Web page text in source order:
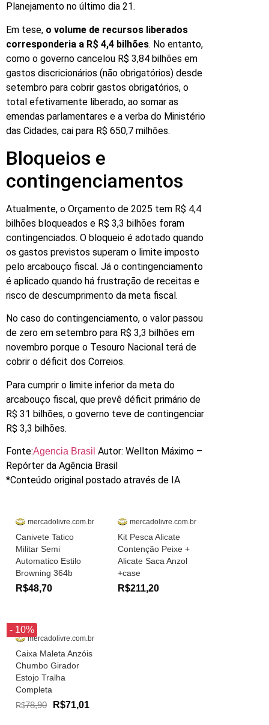
Planejamento no último dia 21.
Em tese, o volume de recursos liberados
corresponderia a R$ 4,4 bilhões. No entanto,
como o governo cancelou R$ 3,84 bilhões em
gastos discricionários (não obrigatórios) desde
setembro para cobrir gastos obrigatórios, o
total efetivamente liberado, ao somar as
emendas parlamentares e a verba do Ministério
das Cidades, cai para R$ 650,7 milhões.
Bloqueios e
contingenciamentos
Atualmente, o Orçamento de 2025 tem R$ 4,4
bilhões bloqueados e R$ 3,3 bilhões foram
contingenciados. O bloqueio é adotado quando
os gastos previstos superam o limite imposto
pelo arcabouço fiscal. Já o contingenciamento
é aplicado quando há frustração de receitas e
risco de descumprimento da meta fiscal.
No caso do contingenciamento, o valor passou
de zero em setembro para R$ 3,3 bilhões em
novembro porque o Tesouro Nacional terá de
cobrir o déficit dos Correios.
Para cumprir o limite inferior da meta do
arcabouço fiscal, que prevê déficit primário de
R$ 31 bilhões, o governo teve de contingenciar
R$ 3,3 bilhões.
Fonte:Agencia Brasil Autor: Wellton Máximo –
Repórter da Agência Brasil
*Conteúdo original postado através de IA
mercadolivre.com.br
Canivete Tatico
Militar Semi
Automatico Estilo
Browning 364b
R$48,70
mercadolivre.com.br
Kit Pesca Alicate
Contenção Peixe +
Alicate Saca Anzol
+case
R$211,20
- 10%
mercadolivre.com.br
Caixa Maleta Anzóis
Chumbo Girador
Estojo Tralha
Completa
R$78,90 R$71,01